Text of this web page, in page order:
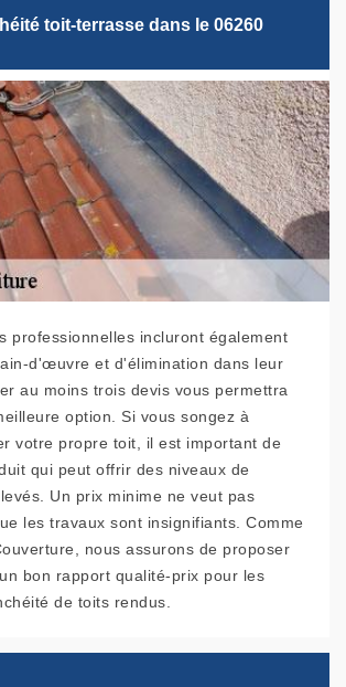
toit-terrasse dans le 06260
professionnelles incluront également
d'œuvre et d'élimination dans leur
au moins trois devis vous permettra
option. Si vous songez à
votre propre toit, il est important de
qui peut offrir des niveaux de
Un prix minime ne veut pas
les travaux sont insignifiants. Comme
nous assurons de proposer
bon rapport qualité-prix pour les
de toits rendus.